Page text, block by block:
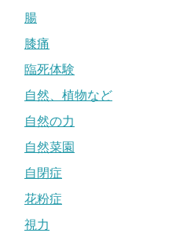
腸
膝痛
臨死体験
自然、植物など
自然の力
自然菜園
自閉症
花粉症
視力